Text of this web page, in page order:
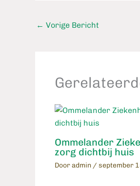
← Vorige Bericht
Ommelander
zorg dichtbij huis
Dooradmin / september